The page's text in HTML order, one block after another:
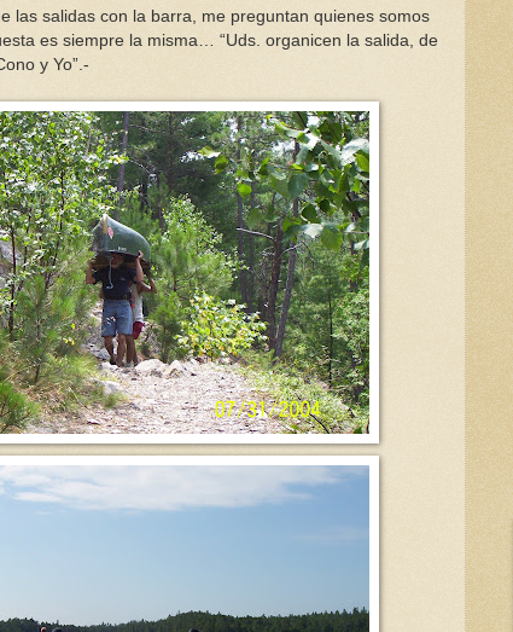
las salidas con la barra, me preguntan quienes somos
es siempre la misma… “Uds. organicen la salida, de
y Yo”.-